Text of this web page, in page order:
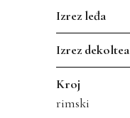
Izrez leđa
Izrez dekoltea
Kroj
rimski